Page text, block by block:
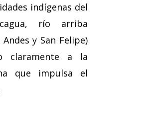
indígenas del
río arriba
y San Felipe)
claramente a la
que impulsa el